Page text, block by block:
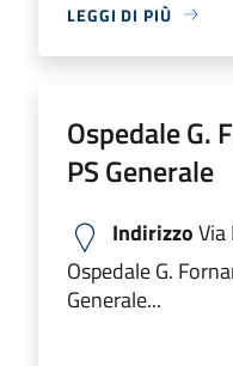
LEGGI DI PIÙ
Ospedale G.
PS Generale
Indirizzo
Ospedale G.
Generale...